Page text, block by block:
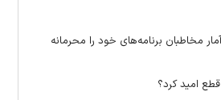
مخاطبان برنامه‌های خود را محرمانه
قطع امید کرد؟